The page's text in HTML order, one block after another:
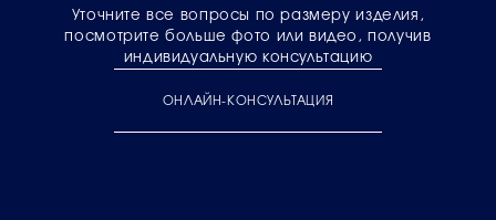
Уточните все вопросы по размеру изделия,
посмотрите больше фото или видео, получив
индивидуальную консультацию
ОНЛАЙН-КОНСУЛЬТАЦИЯ